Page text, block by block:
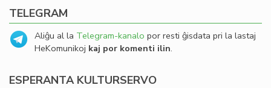
TELEGRAM
Aliĝu al la Telegram-kanalo por resti ĝisdata pri la lastaj
HeKomunikoj kaj por komenti ilin.
ESPERANTA KULTURSERVO